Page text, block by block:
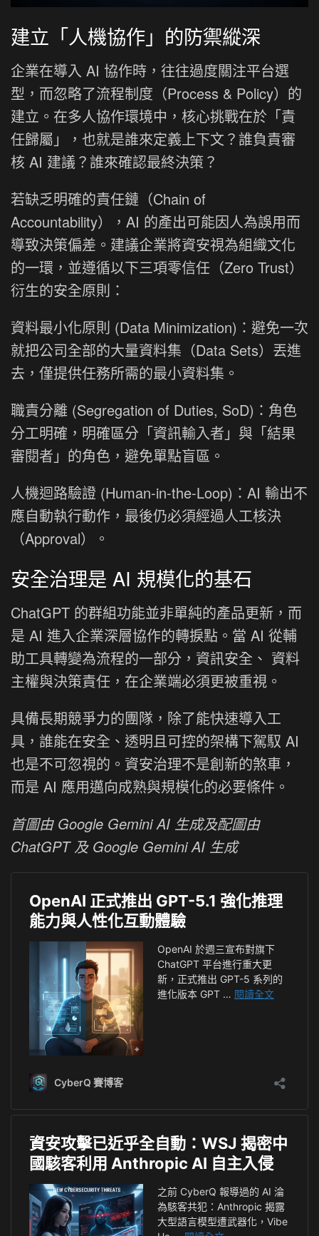
建立「人機協作」的防禦縱深
企業在導入 AI 協作時，往往過度關注平台選
型，而忽略了流程制度（Process & Policy）的
建立。在多人協作環境中，核心挑戰在於「責
任歸屬」，也就是誰來定義上下文？誰負責審
核 AI 建議？誰來確認最終決策？
若缺乏明確的責任鏈（Chain of
Accountability），AI 的產出可能因人為誤用而
導致決策偏差。建議企業將資安視為組織文化
的一環，並遵循以下三項零信任（Zero Trust）
衍生的安全原則：
資料最小化原則 (Data Minimization)：避免一次
就把公司全部的大量資料集（Data Sets）丟進
去，僅提供任務所需的最小資料集。
職責分離 (Segregation of Duties, SoD)：角色
分工明確，明確區分「資訊輸入者」與「結果
審閱者」的角色，避免單點盲區。
人機迴路驗證 (Human-in-the-Loop)：AI 輸出不
應自動執行動作，最後仍必須經過人工核決
（Approval）。
安全治理是 AI 規模化的基石
ChatGPT 的群組功能並非單純的產品更新，而
是 AI 進入企業深層協作的轉捩點。當 AI 從輔
助工具轉變為流程的一部分，資訊安全、 資料
主權與決策責任，在企業端必須更被重視。
具備長期競爭力的團隊，除了能快速導入工
具，誰能在安全、透明且可控的架構下駕馭 AI
也是不可忽視的。資安治理不是創新的煞車，
而是 AI 應用邁向成熟與規模化的必要條件。
首圖由 Google Gemini AI 生成及配圖由
ChatGPT 及 Google Gemini AI 生成